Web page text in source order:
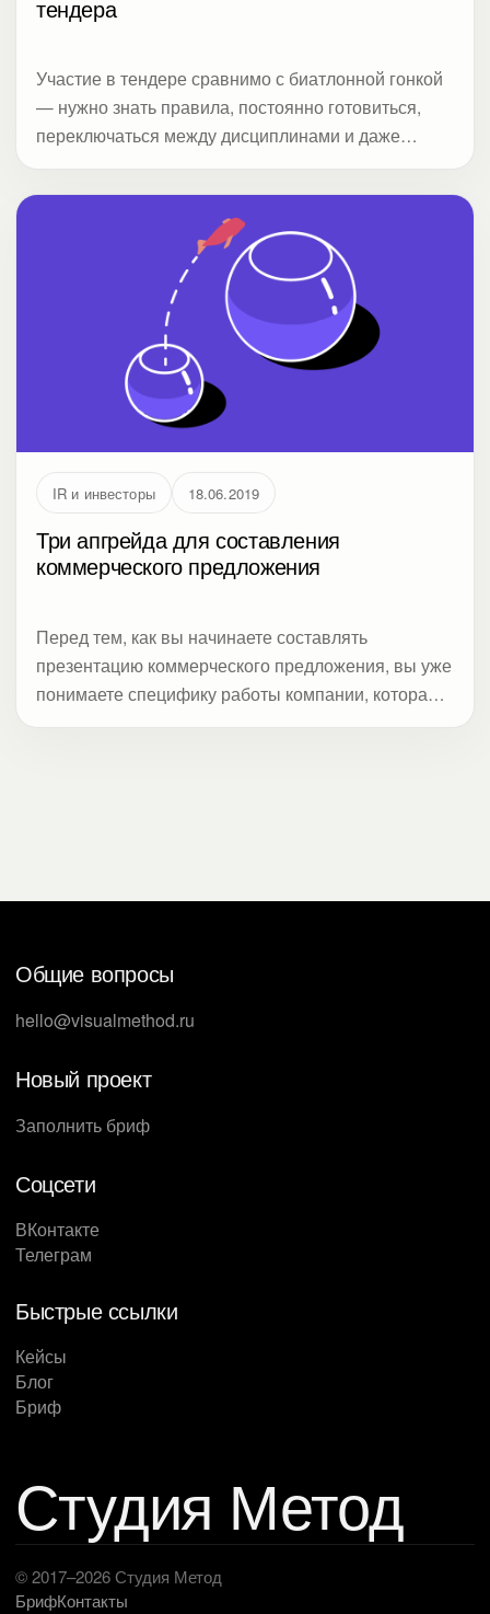
тендера
Участие в тендере сравнимо с биатлонной гонкой
— нужно знать правила, постоянно готовиться,
переключаться между дисциплинами и даже
своем деле — придется научиться презентовать
себя и свою компанию. С чего начинать работу
над презентацией для тендера и какие слайды
использовать, чтобы убедить тендерную
комиссию?. Разбираем практический сценарий
бизнес-презентации: от логики структуры до
понятной подачи аргументов.
IR и инвесторы 18.06.2019
Три апгрейда для составления
коммерческого предложения
Перед тем, как вы начинаете составлять
презентацию коммерческого предложения, вы уже
понимаете специфику работы компании, которая
структура презентации коммерческого
выделиться? Студия Метод предлагает три
сфокусирован на Investor Relations: как
формулировать сообщение и подавать данные
Общие вопросы
hello@visualmethod.ru
Новый проект
Заполнить бриф
Соцсети
ВКонтакте
Телеграм
Быстрые ссылки
Кейсы
Блог
Бриф
Студия Метод
© 2017–2026 Студия Метод
БрифКонтакты